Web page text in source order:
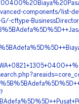
components/list-
cftype-